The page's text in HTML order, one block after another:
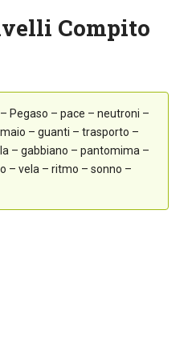
Compito
Pegaso – pace – neutroni –
– guanti – trasporto –
– gabbiano – pantomima –
– vela – ritmo – sonno –